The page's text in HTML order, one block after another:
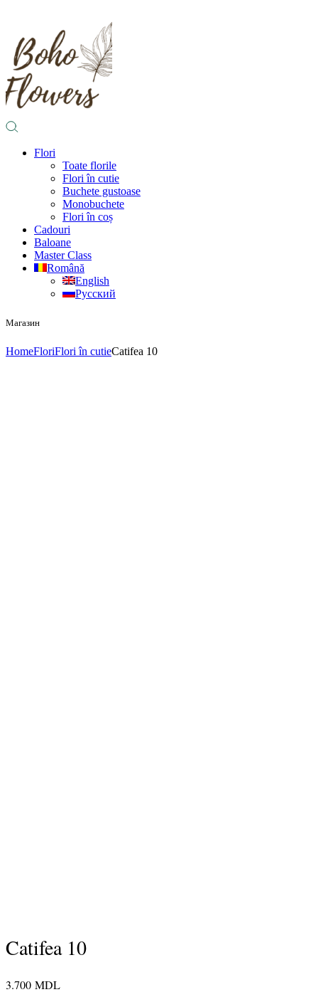
Flori
Toate florile
Flori în cutie
Buchete gustoase
Monobuchete
Flori în coș
Cadouri
Baloane
Master Class
Română
English
Русский
Магазин
HomeFloriFlori în cutieCatifea 10
Catifea 10
3.700 MDL